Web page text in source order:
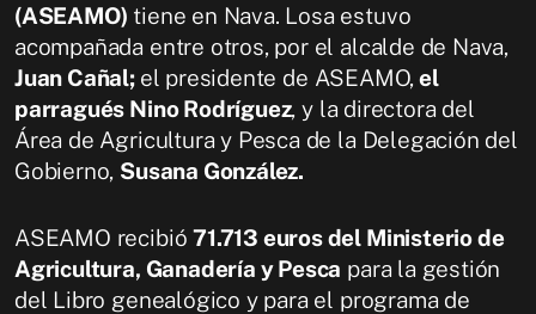
(ASEAMO) tiene en Nava. Losa estuvo
acompañada entre otros, por el alcalde de Nava,
Juan Cañal; el presidente de ASEAMO, el
parragués Nino Rodríguez, y la directora del
Área de Agricultura y Pesca de la Delegación del
Gobierno, Susana González.
ASEAMO recibió71.713 euros del Ministerio de
Agricultura, Ganadería y Pesca para la gestión
del Libro genealógico y para el programa de